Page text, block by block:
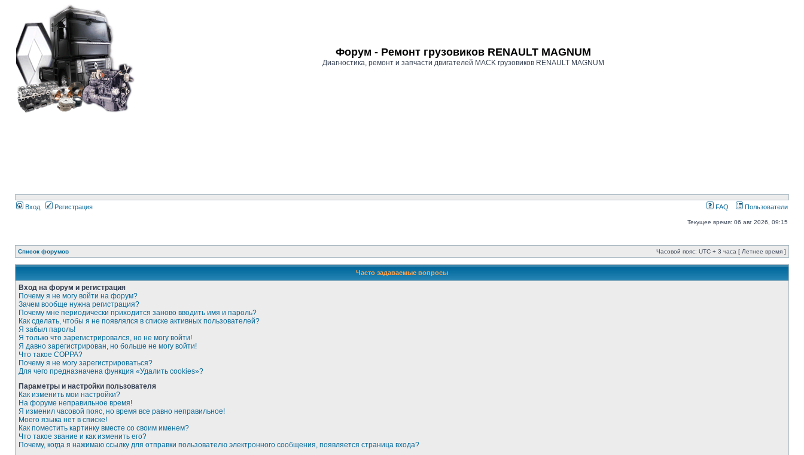
Форум - Ремонт грузовиков RENAULT MAGNUM
Диагностика, ремонт и запчасти двигателей MACK грузовиков RENAULT MAGNUM
Вход Регистрация FAQ Пользователи
Текущее время: 06 авг 2026, 09:15
Список форумов Часовой пояс: UTC + 3 часа [ Летнее время ]
Часто задаваемые вопросы
Вход на форум и регистрация
Почему я не могу войти на форум?
Зачем вообще нужна регистрация?
Почему мне периодически приходится заново вводить имя и пароль?
Как сделать, чтобы я не появлялся в списке активных пользователей?
Я забыл пароль!
Я только что зарегистрировался, но не могу войти!
Я давно зарегистрирован, но больше не могу войти!
Что такое COPPA?
Почему я не могу зарегистрироваться?
Для чего предназначена функция «Удалить cookies»?
Параметры и настройки пользователя
Как изменить мои настройки?
На форуме неправильное время!
Я изменил часовой пояс, но время все равно неправильное!
Моего языка нет в списке!
Как поместить картинку вместе со своим именем?
Что такое звание и как изменить его?
Почему, когда я нажимаю ссылку для отправки пользователю электронного сообщения, появляется страница входа?